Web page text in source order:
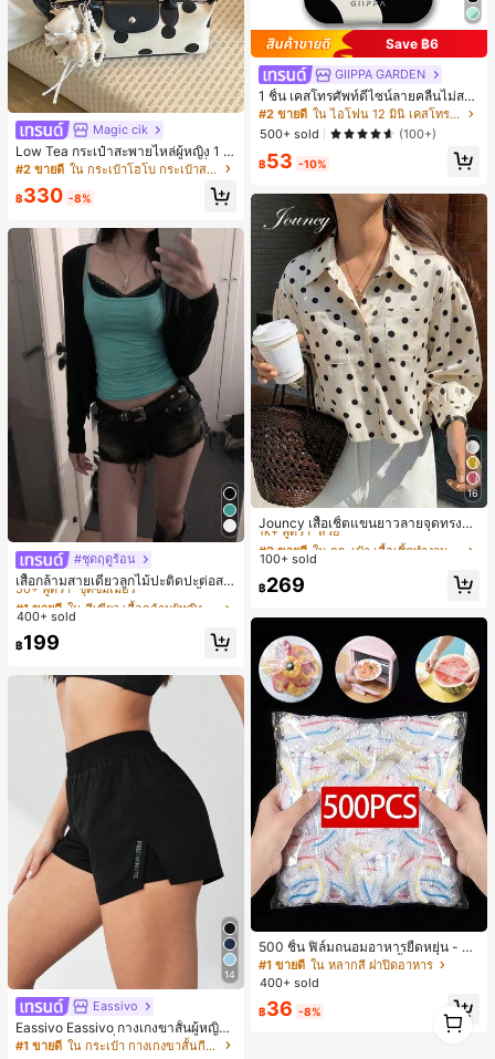
Magic cik
Low Tea กระเป๋าสะพายไหล่ผู้หญิง 1 ชิ้
น ลายจุด ผ้า PU สไตล์วินเทจแฟชั่น ทร
ดุมแป๊ก สายสะพายปรับได้ ใช้สะพายไ
ลางแจ้ง ท่องเที่ยว และออกไปข้างนอก
(พร้อมจี้ห้อย)
#2 ขายดี ใน กระเป๋าโฮโบ กระเป๋าสะพายผู้หญิง
฿330 -8%
#ชุดฤดูร้อน
เสื้อกล้ามสายเดี่ยวลูกไม้ปะติดปะต่อสไ
ตล์เกาหลี, สุนทรียศาสตร์ Y2K, เสื้อผ้าส
ตรีทแวร์ลำลองฤดูร้อน
#1 ขายดี
50+ พูดว่า "ชุดซัมเมอร์"
#1 ขายดี
50+ พูดว่า "ชุดซัมเมอร์"
#1 ขายดี
50+ พูดว่า "ชุดซัมเมอร์"
#1 ขายดี
ใน สีเขียว เสื้อกล้ามผู้หญิง & Camis
400+ sold
฿199
14
Eassivo
Eassivo Eassivo กางเกงขาสั้นผู้หญิงรั
น 2 ใน 1 ฤดูร้อนที่สบายและกางเกงขา
#1 ขายดี
ใน กระเป๋า กางเกงขาสั้นกีฬาผู้หญิง
Save ฿6
GIIPPA GARDEN
1 ชิ้น เคสโทรศัพท์ดีไซน์ลายคลื่นไม่สม
มาตรสำหรับ Phone 17 Pro Max, เหม
าะสำหรับ Phone 16 Pro Max, 15 Pro
Max, 14 Pro Max, เคสโทรศัพท์สไตล์เ
กาหลีและน่าสนใจ, เข้ากันได้กับ 11/12/
13/14/15/16 Pro Max Plus, ดีไซน์หรู
ขวัญในอุดมคติสำหรับคริสต์มาส, วันว
าเลนไทน์, อีสเตอร์, ฤดูแต่งงานและวันเ
กิดสำหรับแฟนสาว
#2 ขายดี
ใน ไอโฟน 12 มินิ เคสโทรศัพท์แฟชั่น
500+ sold
(100+)
฿53 -10%
16
Jouncy เสื้อเชิ้ตแขนยาวลายจุดทรงหล
วมสำหรับผู้หญิง
#2 ขายดี
ใน กระเป๋า เสื้อเชิ้ตทำงานมีกระเป๋า
1k+ พูดว่า "สวย"
#2 ขายดี
1k+ พูดว่า "สวย"
#2 ขายดี
1k+ พูดว่า "สวย"
#2 ขายดี
ใน กระเป๋า เสื้อเชิ้ตทำงานมีกระเป๋า
100+ sold
฿269
500 ชิ้น ฟิล์มถนอมอาหารยืดหยุ่น - ฝา
ครอบจานใสยืดหยุ่น, ใช้ซ้ำได้, หลากห
ลายฟังก์ชัน, ไม่มีกลิ่น, ป้องกันฝุ่น เหมา
าะกับขนาดจานทุกขนาด, สิ่งจำเป็นสำ
หรับปิกนิก | ฟิล์มบรรจุภัณฑ์ตกแต่ง | ฟิ
#1 ขายดี ใน หลากสี ฝาปิดอาหาร
400+ sold
฿36 -8%
1